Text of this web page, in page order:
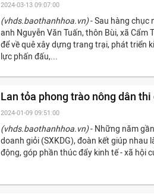
2024-03-13 09:07:00
(vhds.baothanhhoa.vn)- Sau hàng chục
anh Nguyễn Văn Tuấn, thôn Bùi, xã
để về quê xây dựng trang trại, phát triển
lực phấn đấu,...
Lan tỏa phong trào nông dân
2024-01-09 09:51:00
(vhds.baothanhhoa.vn)- Những năm
doanh giỏi (SXKDG), đoàn kết giúp
động, góp phần thúc đẩy kinh tế - xã hội